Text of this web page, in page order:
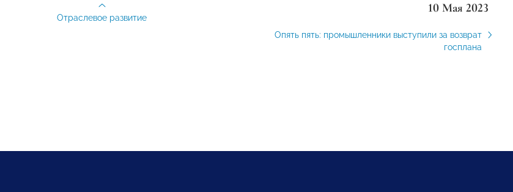
10 Мая 2023
Опять пять: промышленники выступили за возврат
госплана
Отраслевое развитие